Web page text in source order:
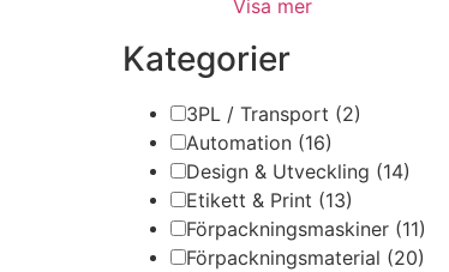
Visa mer
Kategorier
3PL / Transport (2)
Automation (16)
Design & Utveckling (14)
Etikett & Print (13)
Förpackningsmaskiner (11)
Förpackningsmaterial (20)